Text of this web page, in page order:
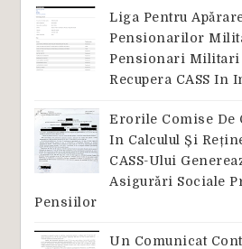
Liga Pentru
Pensionarilor
Pensionari Militari
Recupera CASS In
Erorile Comise De
In Calculul Și
CASS-Ului
Asigurări Sociale
Pensiilor
Un Comunicat